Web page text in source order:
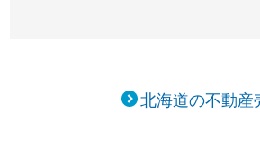
北海道の不動産